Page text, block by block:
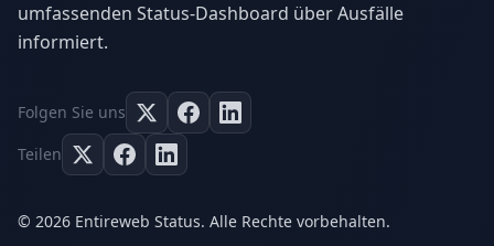
umfassenden Status-Dashboard über Ausfälle
informiert.
Folgen Sie uns
Teilen
© 2026 Entireweb Status. Alle Rechte vorbehalten.